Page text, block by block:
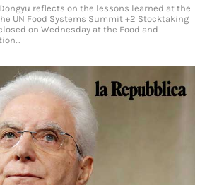
reflects on the lessons learned at the
UN Food Systems Summit +2 Stocktaking
on Wednesday at the Food and